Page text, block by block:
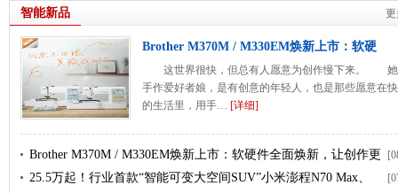
智能新品
Brother M370M / M330EM焕新上市：软硬
这世界很快，但总有人愿意为创作慢下来。 她
手作爱好者娘，是有创意的年轻人，也是那些愿意在
的生活里，用手… [详细]
Brother M370M / M330EM焕新上市：软硬件全面焕新，让创作更
从容
25.5万起！行业首款“智能可变大空间SUV”小米澎程N70 Max、